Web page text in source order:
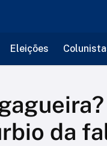
Eleições
da